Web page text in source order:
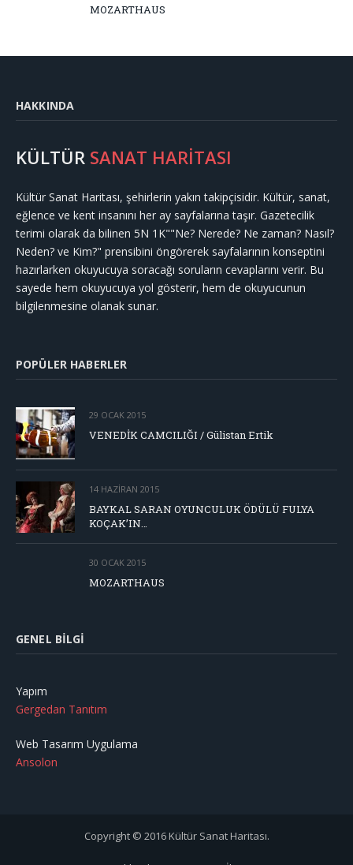
MOZARTHAUS
HAKKINDA
KÜLTÜR SANAT HARİTASI
Kültür Sanat Haritası, şehirlerin yakın takipçisidir. Kültür, sanat,
eğlence ve kent insanını her ay sayfalarına taşır. Gazetecilik
terimi olarak da bilinen 5N 1K""Ne? Nerede? Ne zaman? Nasıl?
Neden? ve Kim?" prensibini öngörerek sayfalarının konseptini
hazırlarken okuyucuya soracağı soruların cevaplarını verir. Bu
sayede hem okuyucuya yol gösterir, hem de okuyucunun
bilgilenmesine olanak sunar.
POPÜLER HABERLER
29 OCAK 2015
VENEDİK CAMCILIĞI / Gülistan Ertik
14 HAZIRAN 2015
BAYKAL SARAN OYUNCULUK ÖDÜLÜ FULYA
KOÇAK’IN…
30 OCAK 2015
MOZARTHAUS
GENEL BILGI
Yapım
Gergedan Tanıtım
Web Tasarım Uygulama
Ansolon
Copyright © 2016 Kültür Sanat Haritası.